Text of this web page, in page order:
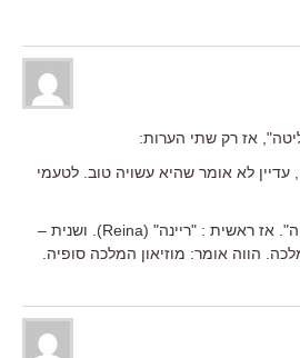
אז רק שתי הערות:
לא אומר שהיא עשויה טוב. לטעמי
וכתבת : "מוזיאון רנייה סופיה". אז ראשית : "ריינה" (Reina). ושנית –
הווה אומר: מוזיאון המלכה סופיה.